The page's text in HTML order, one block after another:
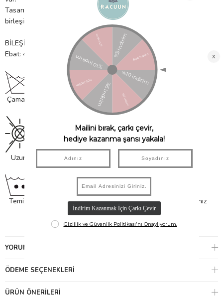
Tasarım, sürdürülebilirlik ve yenilikçi işlevselliğin benzersiz
birleşimi tek bir sepette: Dev Roket.
BİLEŞİM: %97 pamuk, %3 diğer elyaflar.
Ebat: 43 x 43 x 68 cm
Çamaşır Makinasında Yıkanmaz
Uzun süreli güneşten uzak tutunuz.
Temizlik için nemli bir bez az miktarda sabun köpüğü kullanınız
YORUMLAR
ÖDEME SEÇENEKLERI
ÜRÜN ÖNERILERI